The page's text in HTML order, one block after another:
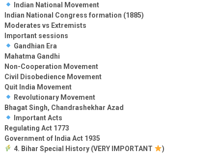
Indian National Movement
Indian National Congress formation (1885)
Moderates vs Extremists
Important sessions
Gandhian Era
Mahatma Gandhi
Non-Cooperation Movement
Civil Disobedience Movement
Quit India Movement
Revolutionary Movement
Bhagat Singh, Chandrashekhar Azad
Important Acts
Regulating Act 1773
Government of India Act 1935
4. Bihar Special History (VERY IMPORTANT
)